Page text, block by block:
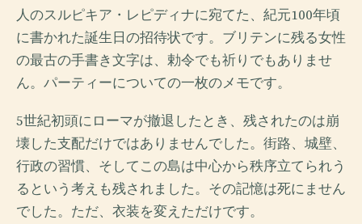
人のスルピキア・レピディナに宛てた、紀元100年頃
に書かれた誕生日の招待状です。ブリテンに残る女性
の最古の手書き文字は、勅令でも祈りでもありませ
ん。パーティーについての一枚のメモです。
5世紀初頭にローマが撤退したとき、残されたのは崩
壊した支配だけではありませんでした。街路、城壁、
行政の習慣、そしてこの島は中心から秩序立てられう
るという考えも残されました。その記憶は死にません
でした。ただ、衣装を変えただけです。